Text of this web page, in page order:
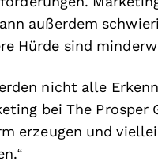
außerdem
Hürde sind
nicht alle
bei The Prosper
erzeugen und